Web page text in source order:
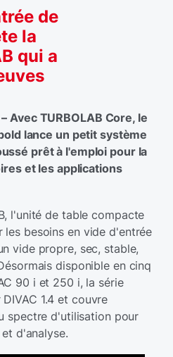
de
la
qui a
Avec TURBOLAB Core, le
lance un petit système
prêt à l'emploi pour la
et les applications
l'unité de table compacte
les besoins en vide d'entrée
vide propre, sec, stable,
disponible en cinq
90 i et 250 i, la série
1.4 et couvre
spectre d'utilisation pour
d'analyse.